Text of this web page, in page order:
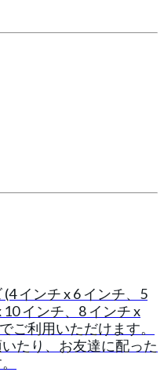
インチ x 6 インチ、5
インチ、8 インチ x
ご利用いただけます。
たり、お友達に配った